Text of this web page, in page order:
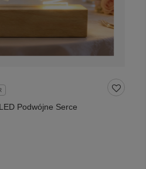
Podwójne Serce